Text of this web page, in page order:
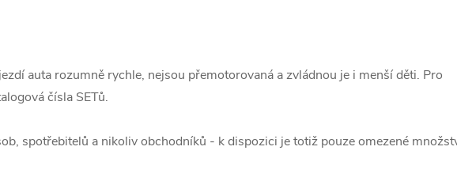
auta rozumně rychle, nejsou přemotorovaná a zvládnou je i menší děti. Pro
čísla SETů.
spotřebitelů a nikoliv obchodníků - k dispozici je totiž pouze omezené